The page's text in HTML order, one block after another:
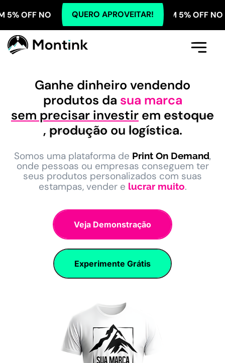
QUERO APROVEITAR!
PIX! TODOS OS PLANOS COM 5% OFF NO PIX!
Ganhe dinheiro vendendo
produtos da sua marca
sem precisar investir em estoque
, produçãoou logística.
Somos uma plataforma de Print On Demand,
onde pessoas ou empresas conseguem ter
seus produtos personalizados com suas
estampas, vender e lucrar muito.
Veja Demonstração
Experimente Grátis